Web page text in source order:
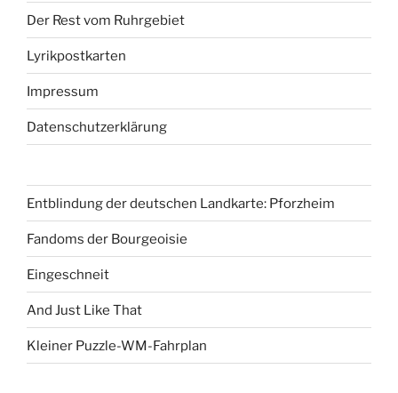
Der Rest vom Ruhrgebiet
Lyrikpostkarten
Impressum
Datenschutzerklärung
Entblindung der deutschen Landkarte: Pforzheim
Fandoms der Bourgeoisie
Eingeschneit
And Just Like That
Kleiner Puzzle-WM-Fahrplan